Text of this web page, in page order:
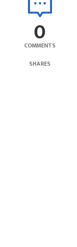
0
COMMENTS
SHARES